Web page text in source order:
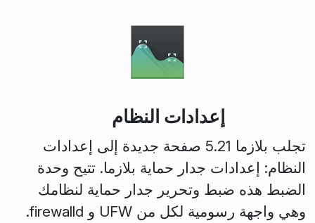
إعدادات النظام
تجلب بلازما 5.21 صفحة جديدة إلى إعدادات
النظام: إعدادات جدار حماية بلازما. تتيح وحدة
الضبط هذه ضبط وتحرير جدار حماية لنظامك
وهي واجهة رسومية لكل من UFW و firewalld.